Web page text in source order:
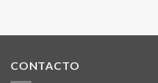
CONTACTO